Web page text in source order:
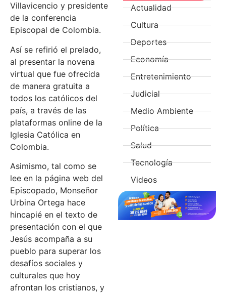
Villavicencio y presidente
de la conferencia
Episcopal de Colombia.
Así se refirió el prelado,
al presentar la novena
virtual que fue ofrecida
de manera gratuita a
todos los católicos del
país, a través de las
plataformas online de la
Iglesia Católica en
Colombia.
Asimismo, tal como se
lee en la página web del
Episcopado, Monseñor
Urbina Ortega hace
hincapié en el texto de
presentación con el que
Jesús acompaña a su
pueblo para superar los
desafíos sociales y
culturales que hoy
afrontan los cristianos, y
Actualidad
Cultura
Deportes
Economía
Entretenimiento
Judicial
Medio Ambiente
Política
Salud
Tecnología
Videos